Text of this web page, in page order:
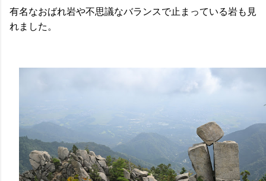
有名なおばれ岩や不思議なバランスで止まっている岩も見
れました。